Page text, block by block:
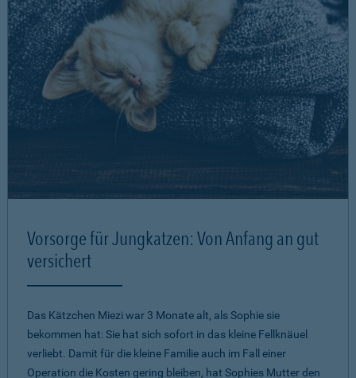
Vorsorge für Jungkatzen: Von Anfang an gut
versichert
Das Kätzchen Miezi war 3 Monate alt, als Sophie sie
bekommen hat: Sie hat sich sofort in das kleine Fellknäuel
verliebt. Damit für die kleine Familie auch im Fall einer
Operation die Kosten gering bleiben, hat Sophies Mutter den